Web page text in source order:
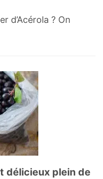
d’Acérola ? On
délicieux plein de